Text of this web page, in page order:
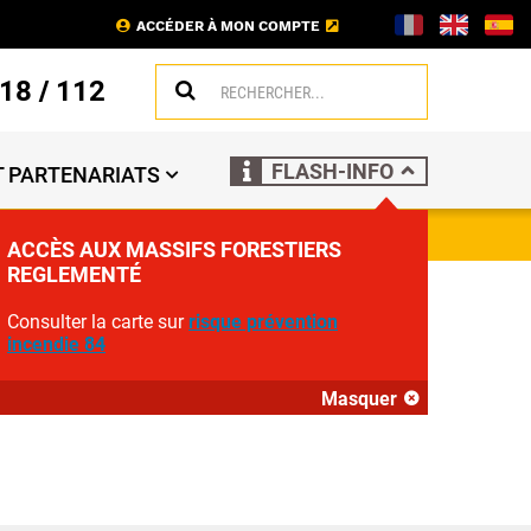
ACCÉDER À MON COMPTE
18 / 112
PARTENARIATS FLASH-INFO
ACCÈS AUX MASSIFS FORESTIERS
REGLEMENTÉ
Consulter la carte surrisque prévention
incendie 84
Masquer
LA